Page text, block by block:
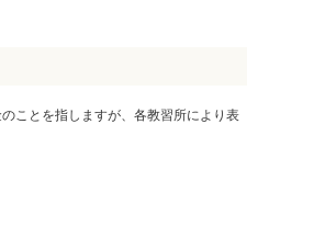
ことを指しますが、各教習所により表